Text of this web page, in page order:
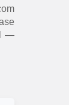
—